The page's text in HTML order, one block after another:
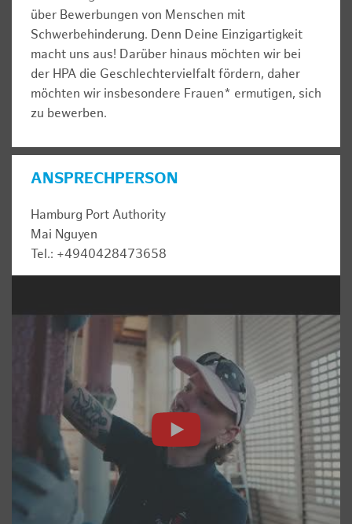
über Bewerbungen von Menschen mit
Schwerbehinderung. Denn Deine Einzigartigkeit
macht uns aus! Darüber hinaus möchten wir bei
der HPA die Geschlechtervielfalt fördern, daher
möchten wir insbesondere Frauen* ermutigen, sich
zu bewerben.
ANSPRECHPERSON
Hamburg Port Authority
Mai Nguyen
Tel.: +4940428473658